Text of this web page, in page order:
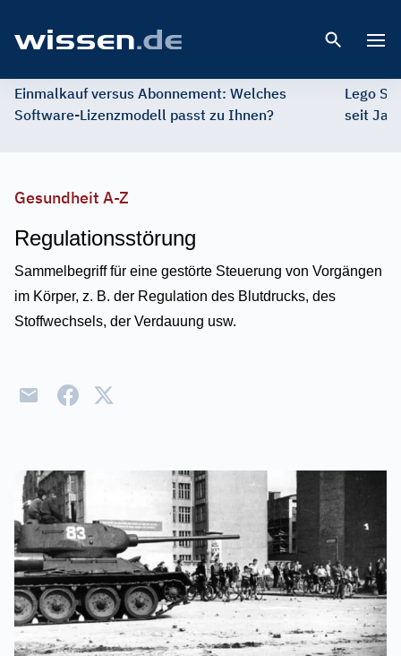
Einmalkauf versus Abonnement: Welches
Software-Lizenzmodell passt zu Ihnen?
Lego
seit
Gesundheit A-Z
Regulationsstörung
Sammelbegriff für eine gestörte Steuerung von Vorgängen
im Körper, z. B. der Regulation des Blutdrucks, des
Stoffwechsels, der Verdauung usw.